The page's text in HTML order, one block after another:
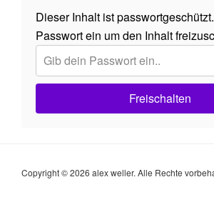
Dieser Inhalt ist
Passwort ein um den Inhalt
Freischalten
Copyright © 2026 alex weller. Alle Rechte